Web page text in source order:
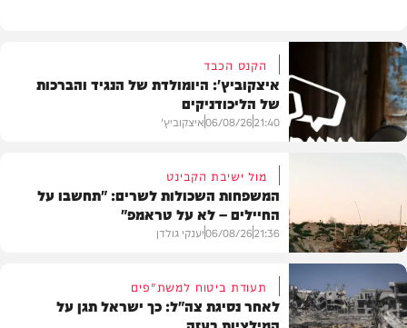
חדשות
הקנס הכבד
איצקוביץ': היומולדת של הנגיד והברכות
של הליכודניקים
21:40
06/08/26איצקוביץ'
צבא וביטחון
מול ישיבת הקבינט
המשפחות השכולות לשרים: "תחשבו על
החיילים – לא על טראמפ"
21:36
06/08/26יענקי גולדן
תעודת ביטוח למשת"פים
לאחר נסיגת צה"ל: כך ישראל תגן על